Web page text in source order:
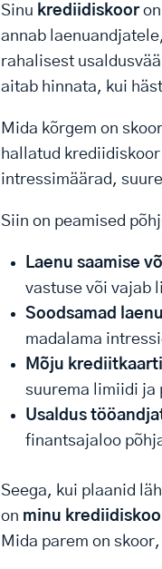
Sinu krediidiskooron
annab
rahalisest
aitab hinnata, kui
Mida kõrgem on
hallatud
intressimäärad,
Siin on peamised
Laenu saamise
vastuse või vajab
Soodsamad
madalama
Mõju
suurema limiidi ja
Usaldus
finantsajaloo
Seega, kui plaanid
on minu
Mida parem on